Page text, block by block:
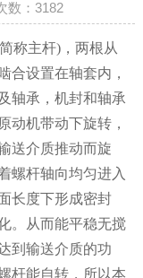
数：3182
简称主杆) ，两根从
合设置在轴套内，
轴承，机封和轴承
动机带动下旋转，
送介质推动而旋
螺杆轴向均匀进入
长度下形成密封
。从而能平稳无搅
到输送介质的功
杆能自转，所以本